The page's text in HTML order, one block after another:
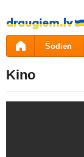
Pāriet
uz
saturu
Šodien
Kino